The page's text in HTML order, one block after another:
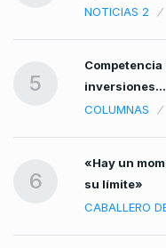
NOTICIAS 2
5
Competencia
inversiones…
COLUMNAS
6
«Hay un
su límite»
CABALLERO